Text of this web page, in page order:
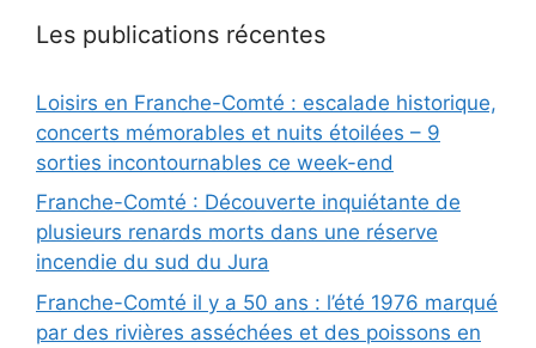
Les publications récentes
Loisirs en Franche-Comté : escalade historique,
concerts mémorables et nuits étoilées – 9
sorties incontournables ce week-end
Franche-Comté : Découverte inquiétante de
plusieurs renards morts dans une réserve
incendie du sud du Jura
Franche-Comté il y a 50 ans : l’été 1976 marqué
par des rivières asséchées et des poissons en